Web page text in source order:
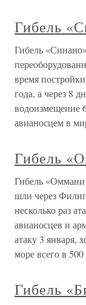
Гибель
Гибель
время
года, а через 8
водоизмещение
авианосцем в
Гибель
Гибель
шли через
несколько раз
авианосцев и
атаку 3 января,
море всего в 500
Гибель